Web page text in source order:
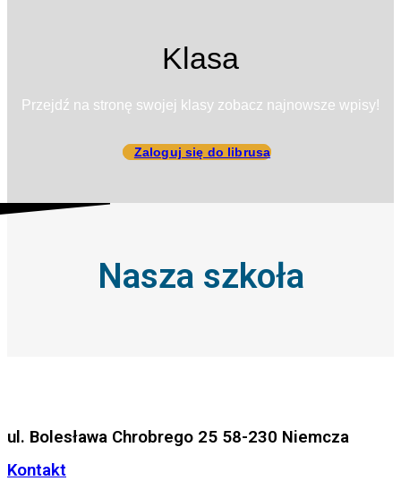
Klasa
Przejdź na stronę swojej klasy zobacz najnowsze wpisy!
Zaloguj się do librusa
Nasza szkoła
ul. Bolesława Chrobrego 25 58-230 Niemcza
Kontakt